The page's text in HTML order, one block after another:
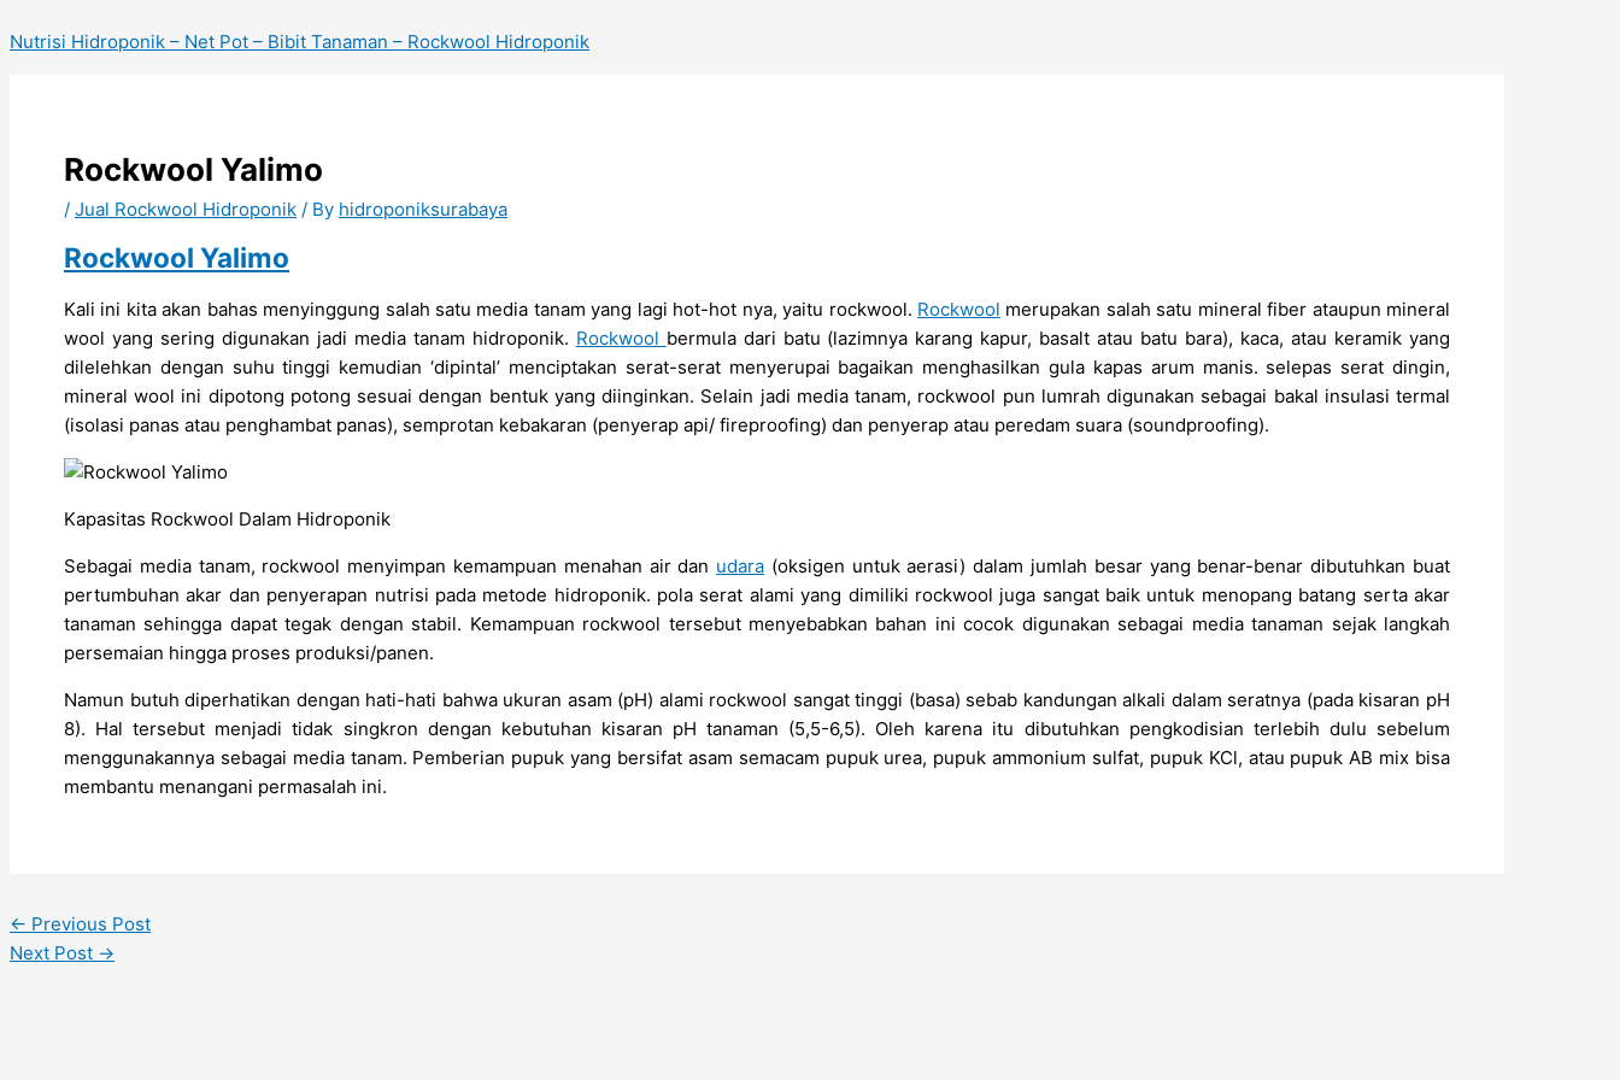
to
Nutrisi Hidroponik – Net Pot – Bibit Tanaman – Rockwool Hidroponik
Rockwool Yalimo
/ Jual Rockwool Hidroponik / By hidroponiksurabaya
Rockwool Yalimo
Kali ini kita akan bahas menyinggung salah satu media tanam yang lagi hot-hot nya, yaitu rockwool. Rockwool merupakan salah satu mineral fiber ataupun mineral
wool yang sering digunakan jadi media tanam hidroponik. Rockwool bermula dari batu (lazimnya karang kapur, basalt atau batu bara), kaca, atau keramik yang
dilelehkan dengan suhu tinggi kemudian ‘dipintal’ menciptakan serat-serat menyerupai bagaikan menghasilkan gula kapas arum manis. selepas serat dingin,
mineral wool ini dipotong potong sesuai dengan bentuk yang diinginkan. Selain jadi media tanam, rockwool pun lumrah digunakan sebagai bakal insulasi termal
(isolasi panas atau penghambat panas), semprotan kebakaran (penyerap api/ fireproofing) dan penyerap atau peredam suara (soundproofing).
Kapasitas Rockwool Dalam Hidroponik
Sebagai media tanam, rockwool menyimpan kemampuan menahan air dan udara (oksigen untuk aerasi) dalam jumlah besar yang benar-benar dibutuhkan buat
pertumbuhan akar dan penyerapan nutrisi pada metode hidroponik. pola serat alami yang dimiliki rockwool juga sangat baik untuk menopang batang serta akar
tanaman sehingga dapat tegak dengan stabil. Kemampuan rockwool tersebut menyebabkan bahan ini cocok digunakan sebagai media tanaman sejak langkah
persemaian hingga proses produksi/panen.
Namun butuh diperhatikan dengan hati-hati bahwa ukuran asam (pH) alami rockwool sangat tinggi (basa) sebab kandungan alkali dalam seratnya (pada kisaran pH
8). Hal tersebut menjadi tidak singkron dengan kebutuhan kisaran pH tanaman (5,5-6,5). Oleh karena itu dibutuhkan pengkodisian terlebih dulu sebelum
menggunakannya sebagai media tanam. Pemberian pupuk yang bersifat asam semacam pupuk urea, pupuk ammonium sulfat, pupuk KCl, atau pupuk AB mix bisa
membantu menangani permasalah ini.
← Previous Post
Next Post →